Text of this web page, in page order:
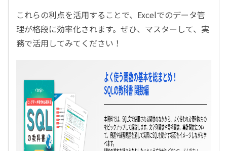
これらの利点を活用することで、Excelでのデータ管
理が格段に効率化されます。ぜひ、マスターして、実
務で活用してみてください！